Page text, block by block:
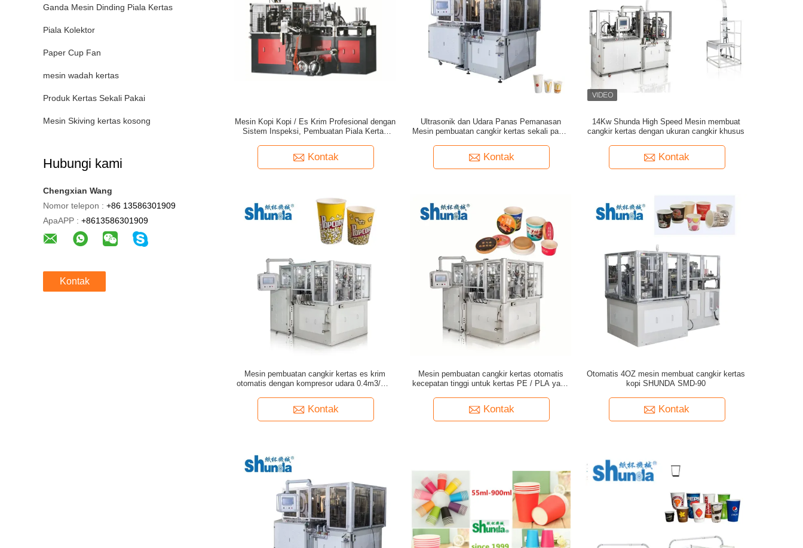
Ganda Mesin Dinding Piala Kertas
Piala Kolektor
Paper Cup Fan
mesin wadah kertas
Produk Kertas Sekali Pakai
Mesin Skiving kertas kosong
Hubungi kami
Chengxian Wang
Nomor telepon : +86 13586301909
ApaAPP : +8613586301909
Kontak
Mesin Kopi Kopi / Es Krim Profesional dengan
Sistem Inspeksi, Pembuatan Piala Kertas
Kontak
Ultrasonik dan Udara Panas Pemanasan
Mesin pembuatan cangkir kertas sekali pakai
Kontak
14Kw Shunda High Speed Mesin membuat
cangkir kertas dengan ukuran cangkir khusus
Kontak
Mesin pembuatan cangkir kertas es krim
otomatis dengan kompresor udara 0.4m3/Min
Kontak
Mesin pembuatan cangkir kertas otomatis
kecepatan tinggi untuk kertas PE / PLA yang
Kontak
Otomatis 4OZ mesin membuat cangkir kertas
kopi SHUNDA SMD-90
Kontak